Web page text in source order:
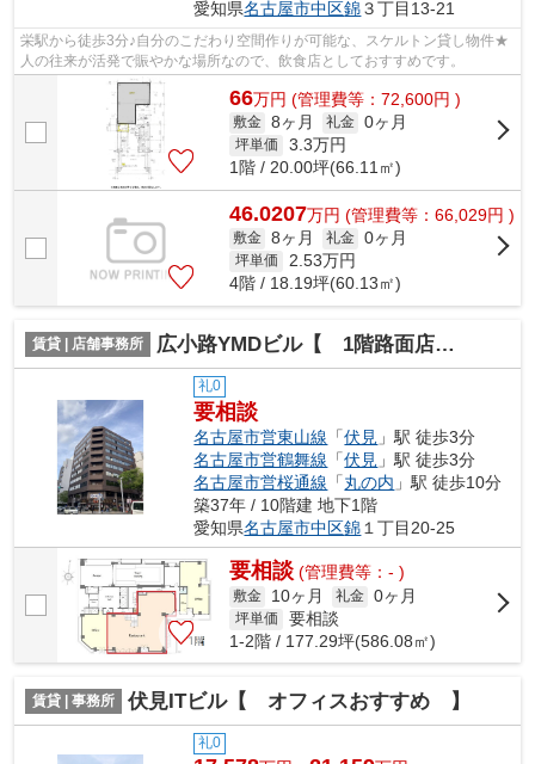
愛知県名古屋市中区錦３丁目13-21
栄駅から徒歩3分♪自分のこだわり空間作りが可能な、スケルトン貸し物件★
人の往来が活発で賑やかな場所なので、飲食店としておすすめです。
66万円 (管理費等：72,600円 )
敷金 8ヶ月 礼金 0ヶ月
坪単価 3.3万円
1階 / 20.00坪(66.11㎡)
46.0207万円 (管理費等：66,029円 )
敷金 8ヶ月 礼金 0ヶ月
坪単価 2.53万円
4階 / 18.19坪(60.13㎡)
賃貸 | 店舗事務所 広小路YMDビル【 1階路面店 】
礼0
要相談
名古屋市営東山線 「伏見 」駅 徒歩3分
名古屋市営鶴舞線 「伏見 」駅 徒歩3分
名古屋市営桜通線 「丸の内 」駅 徒歩10分
築37年 / 10階建 地下1階
愛知県名古屋市中区錦 １丁目20-25
要相談 (管理費等：- )
敷金 10ヶ月 礼金 0ヶ月
坪単価
要相談
1-2階 / 177.29坪(586.08㎡)
賃貸 | 事務所 伏見ITビル【 オフィスおすすめ 】
礼0